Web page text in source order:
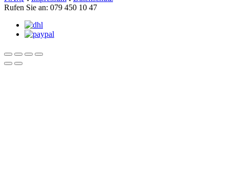
Rufen Sie an: 079 450 10 47